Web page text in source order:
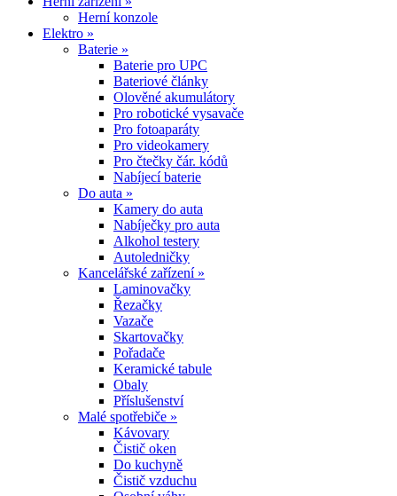
Herní konzole
Elektro »
Baterie »
Baterie pro UPC
Bateriové články
Olověné akumulátory
Pro robotické vysavače
Pro fotoaparáty
Pro videokamery
Pro čtečky čár. kódů
Nabíjecí baterie
Do auta »
Kamery do auta
Nabíječky pro auta
Alkohol testery
Autoledničky
Kancelářské zařízení »
Laminovačky
Řezačky
Vazače
Skartovačky
Pořadače
Keramické tabule
Obaly
Příslušenství
Malé spotřebiče »
Kávovary
Čistič oken
Do kuchyně
Čistič vzduchu